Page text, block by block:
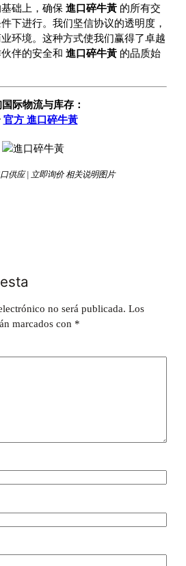
础上，确保 進口碎牛黃 的所有交
下进行。我们坚信协议的透明度，
环境。这种方式使我们赢得了卓越
伴的安全和 進口碎牛黃 的品质始
际物流与库存：
官方 進口碎牛黃
供应 | 立即询价 相关说明图片
no será publicada. Los
marcados con *